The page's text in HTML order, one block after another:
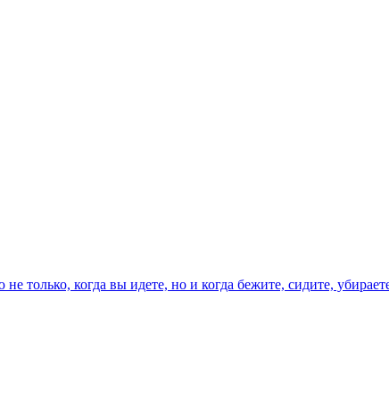
только, когда вы идете, но и когда бежите, сидите,